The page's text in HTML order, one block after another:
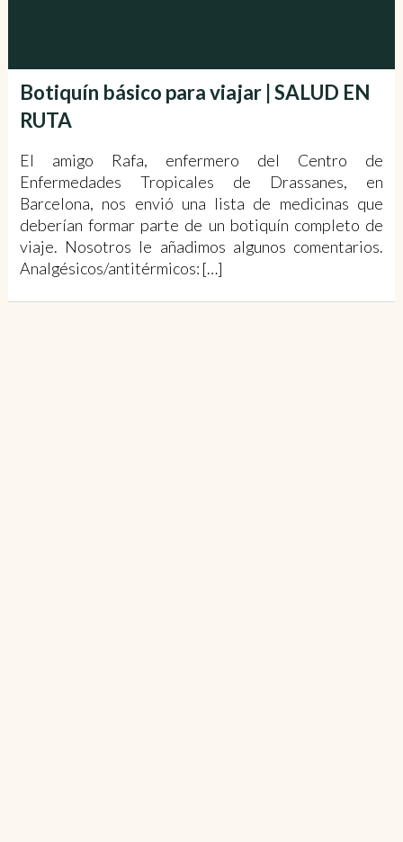
Botiquín básico para viajar | SALUD EN
RUTA
El amigo Rafa, enfermero del Centro de
Enfermedades Tropicales de Drassanes, en
Barcelona, nos envió una lista de medicinas que
deberían formar parte de un botiquín completo de
viaje. Nosotros le añadimos algunos comentarios.
Analgésicos/antitérmicos: […]